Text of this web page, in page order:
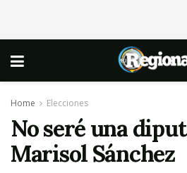
Home Elecciones
No seré una
Marisol Sánchez